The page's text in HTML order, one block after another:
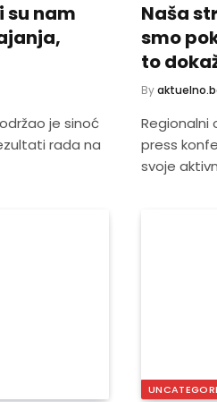
su nam
je sinoć
rada na
Naša
smo
to
By
Regionalni
press
svoje